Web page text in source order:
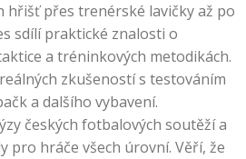
hřišť přes trenérské lavičky až po
sdílí praktické znalosti o
a tréninkových metodikách.
zkušeností s testováním
a dalšího vybavení.
českých fotbalových soutěží a
pro hráče všech úrovní. Věří, že